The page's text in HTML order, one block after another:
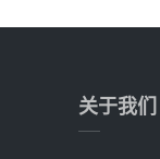
关于我们